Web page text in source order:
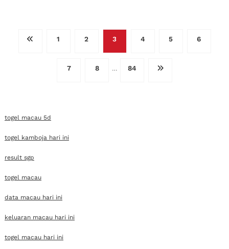
Posts
1 2 3 4 5 6
7 8 … 84
togel macau 5d
togel kamboja hari ini
result sgp
togel macau
data macau hari ini
keluaran macau hari ini
togel macau hari ini